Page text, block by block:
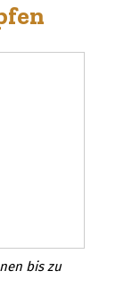
bis zu